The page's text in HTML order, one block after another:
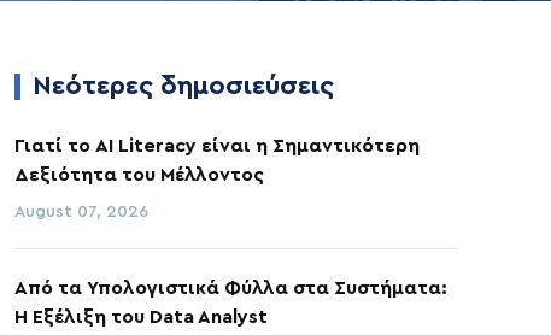
Νεότερες δημοσιεύσεις
Γιατί το AI Literacy είναι η Σημαντικότερη
Δεξιότητα του Μέλλοντος
August 07, 2026
Από τα Υπολογιστικά Φύλλα στα Συστήματα:
Η Εξέλιξη του Data Analyst